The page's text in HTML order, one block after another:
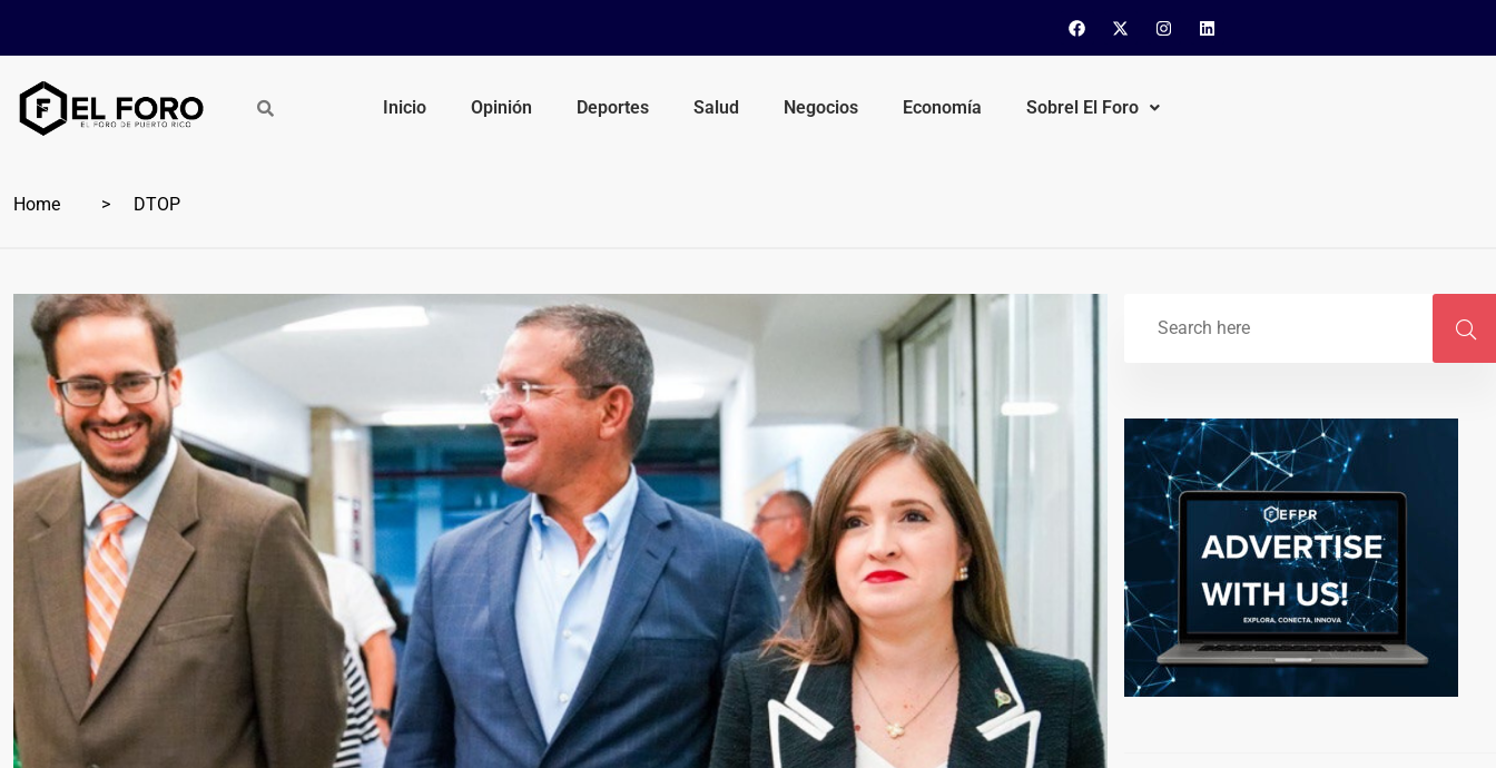
Inicio Opinión Deportes Salud Negocios Economía Sobrel El Foro
Home DTOP